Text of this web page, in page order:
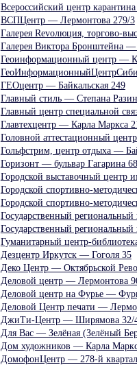
Всероссийский центр
ВСПЦентр — Лермонтова 279/3
Галерея Rеvолюция, торгово-
Галерея Виктора Бронштейна
Геоинформационный центр —
ГЕОцентр — Байкальская 249
Главный стиль — Степана
Главный центр специальной
Главтехцентр — Карла Маркса
Головной аттестационный
Гольфстрим, центр отдыха —
Горизонт — бульвар Гагарина
Городской выставочный
Городской спортивно-
Городской спортивно-
Государственный
Государственный
Гуманитарный центр-
Дезцентр Иркутск — Гоголя 35
Деко Центр — Октябрьской
Деловой центр — Лермонтова
Деловой центр на Фурье —
Деловой Центр печати —
ДжиТи-Центр — Ширямова 32/
Для Вас — Зелёная (Зелёный
Дом художников — Карла
ДомофонЦентр — 278-й